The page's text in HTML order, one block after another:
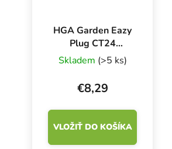
HGA Garden Eazy
Plug CT24
Podnos, kvetináč a
kocky
Skladem (>5 ks)
€8,29
VLOŽIŤ DO KOŠÍKA